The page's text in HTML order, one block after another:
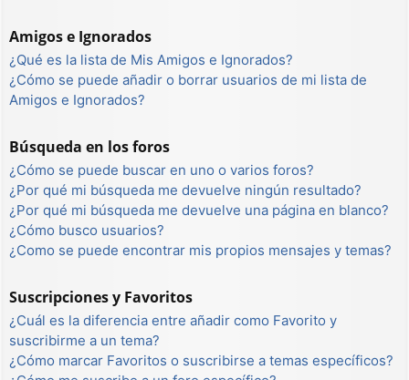
Amigos e Ignorados
¿Qué es la lista de Mis Amigos e Ignorados?
¿Cómo se puede añadir o borrar usuarios de mi lista de
Amigos e Ignorados?
Búsqueda en los foros
¿Cómo se puede buscar en uno o varios foros?
¿Por qué mi búsqueda me devuelve ningún resultado?
¿Por qué mi búsqueda me devuelve una página en blanco?
¿Cómo busco usuarios?
¿Como se puede encontrar mis propios mensajes y temas?
Suscripciones y Favoritos
¿Cuál es la diferencia entre añadir como Favorito y
suscribirme a un tema?
¿Cómo marcar Favoritos o suscribirse a temas específicos?